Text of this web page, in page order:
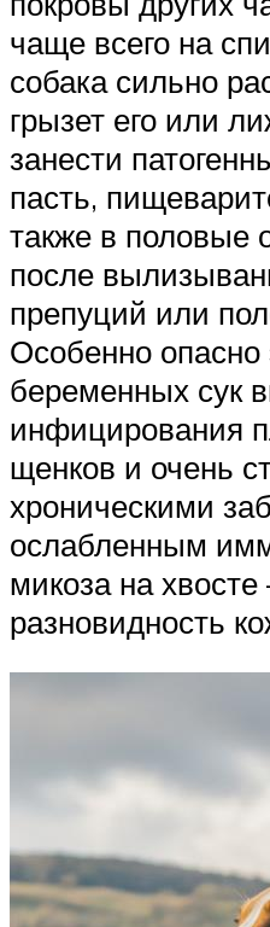
чаще всего на
собака сильно
грызет его или
занести
пасть,
также в половые
после
препуций или
Особенно опасно
беременных сук
инфицирования
щенков и очень
хроническими
ослабленным
микоза на
разновидность